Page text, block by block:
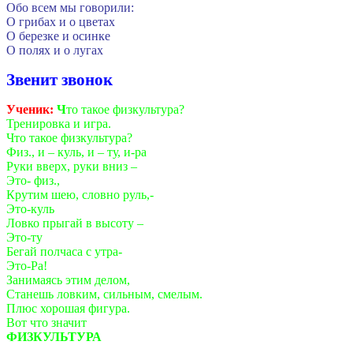
Обо всем мы говорили:
О грибах и о цветах
О березке и осинке
О полях и о лугах
Звенит звонок
Ученик: Что такое физкультура?
Тренировка и игра.
Что такое физкультура?
Физ., и – куль, и – ту, и-ра
Руки вверх, руки вниз –
Это- физ.,
Крутим шею, словно руль,-
Это-куль
Ловко прыгай в высоту –
Это-ту
Бегай полчаса с утра-
Это-Ра!
Занимаясь этим делом,
Станешь ловким, сильным, смелым.
Плюс хорошая фигура.
Вот что значит
ФИЗКУЛЬТУРА